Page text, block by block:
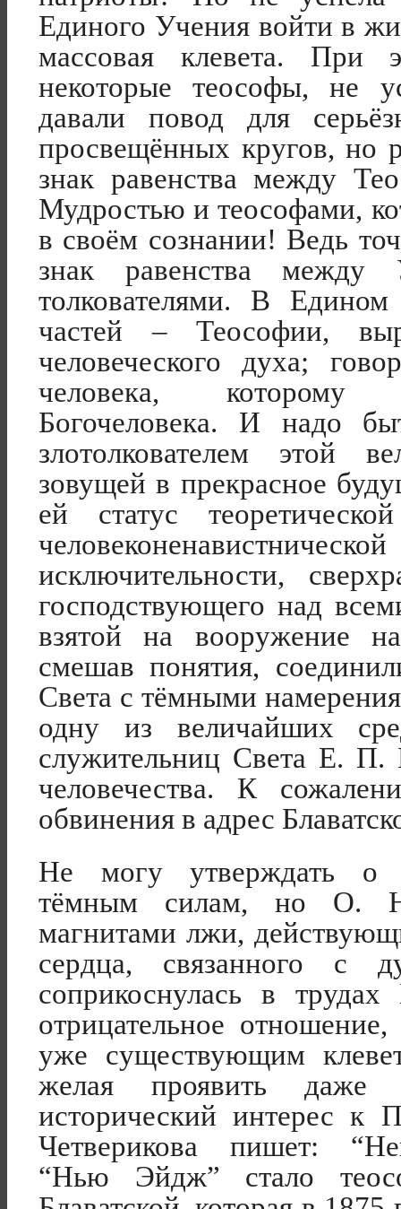
Единого Учения войти в
массовая клевета. При
некоторые теософы, не
давали повод для
просвещённых кругов, но
знак равенства между
Мудростью и теософами,
в своём сознании! Ведь
знак равенства
толкователями. В
частей – Теософии,
человеческого духа;
человека, которому
Богочеловека. И надо
злотолкователем этой
зовущей в прекрасное
ей статус
человеконенавист
исключительности,
господствующего над
взятой на вооружение
смешав понятия,
Света с тёмными
одну из величайших
служительниц Света Е. П.
человечества. К
обвинения в адрес
Не могу утверждать о
тёмным силам, но О. Н.
магнитами лжи,
сердца, связанного с
соприкоснулась в
отрицательное
уже существующим
желая проявить даже
исторический интерес к
Четверикова пишет:
“Нью Эйдж” стало